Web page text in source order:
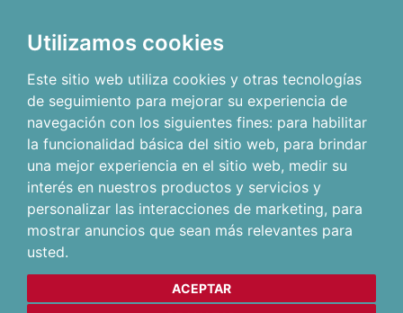
Utilizamos cookies
Este sitio web utiliza cookies y otras tecnologías
de seguimiento para mejorar su experiencia de
navegación con los siguientes fines: para habilitar
la funcionalidad básica del sitio web, para brindar
una mejor experiencia en el sitio web, medir su
interés en nuestros productos y servicios y
personalizar las interacciones de marketing, para
mostrar anuncios que sean más relevantes para
usted.
ACEPTAR